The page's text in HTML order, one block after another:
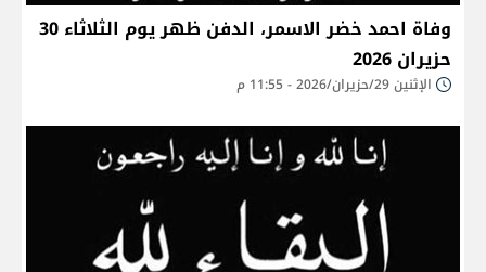
وفاة احمد خضر الاسمر، الدفن ظهر يوم الثلاثاء 30
حزيران 2026
الإثنين 29/حزيران/2026 - 11:55 م